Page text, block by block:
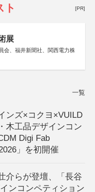
ト [PR]
展
会、福井新聞社、関西電力株
一覧
ンズ×コクヨ×VUILD
木工品デザインコン
Digi Fab
」を初開催
介らが登壇、「長谷
ンコンペティション